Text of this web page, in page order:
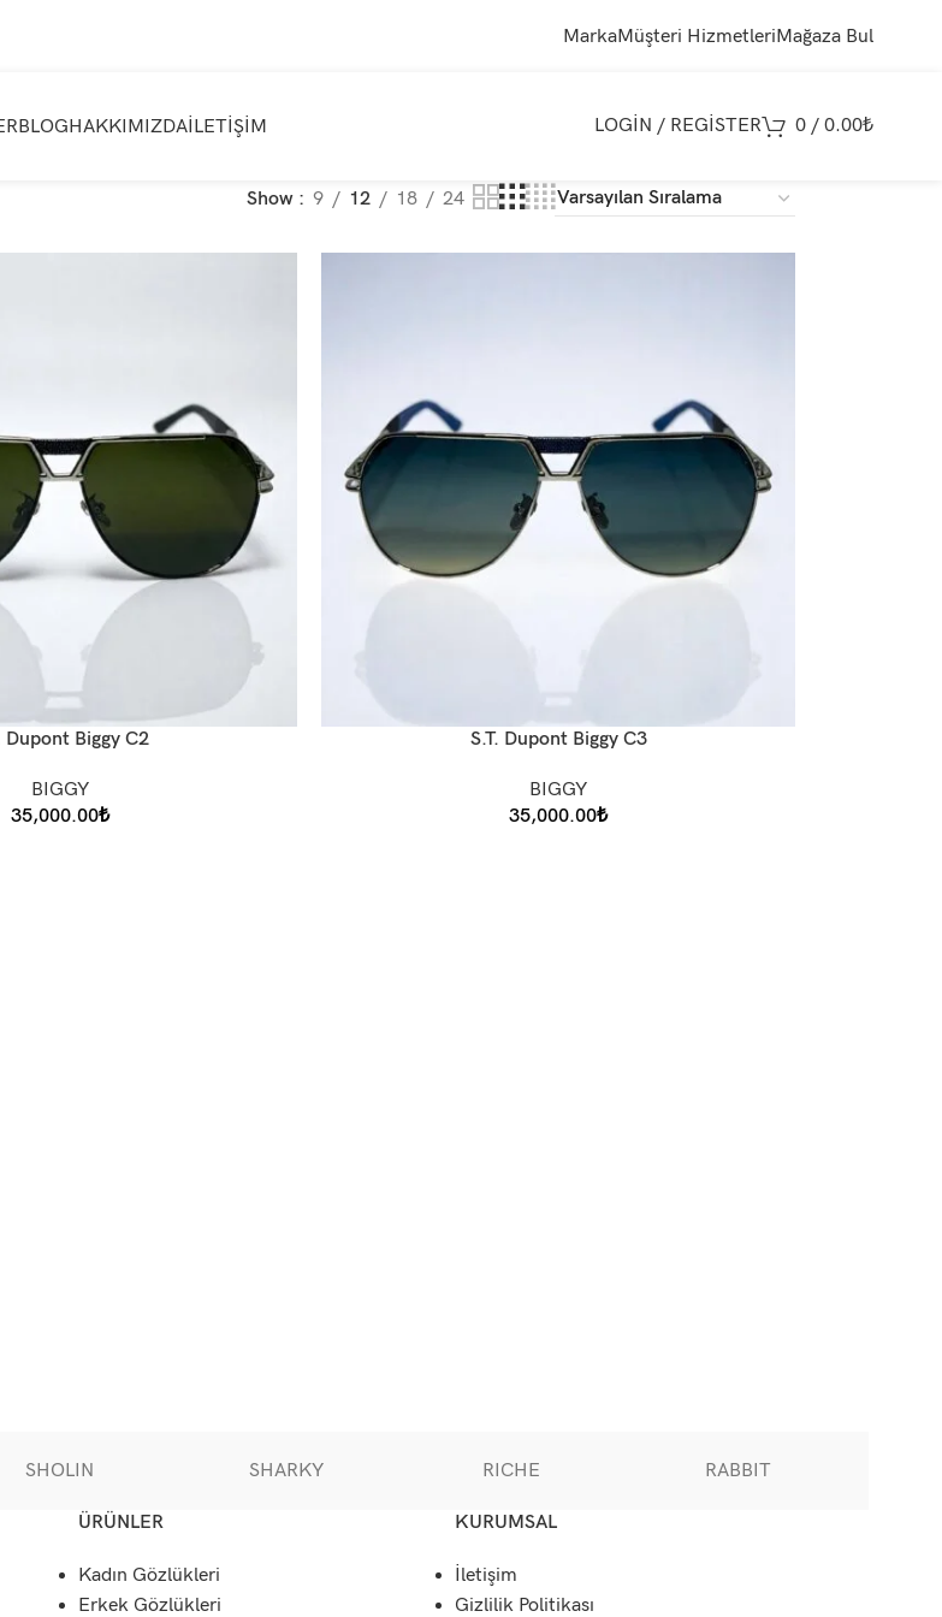
MarkaMüşteri HizmetleriMağaza Bul
BLOGHAKKIMIZDAİLETIŞIM LOGIN / REGISTER 0 / 0.00₺
Show 9 12 18 24
Dupont Biggy C2
BIGGY
35,000.00₺
S.T. Dupont Biggy C3
BIGGY
35,000.00₺
SHOLIN SHARKY RICHE RABBIT
ÜRÜNLER
Kadın Gözlükleri
Erkek Gözlükleri
KURUMSAL
İletişim
Gizlilik Politikası